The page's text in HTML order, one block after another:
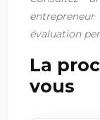
évaluation
La
vous